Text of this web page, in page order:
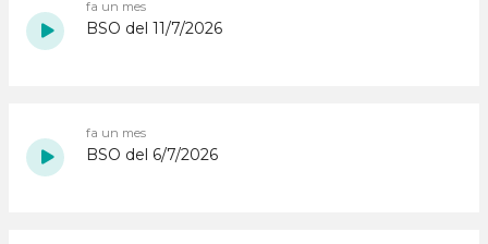
fa un mes
BSO del 11/7/2026
fa un mes
BSO del 6/7/2026